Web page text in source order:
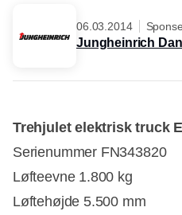
06.03.2014
Jungheinrich
Trehjulet elektrisk truck
Serienummer FN343820
Løfteevne 1.800 kg
Løftehøjde 5.500 mm